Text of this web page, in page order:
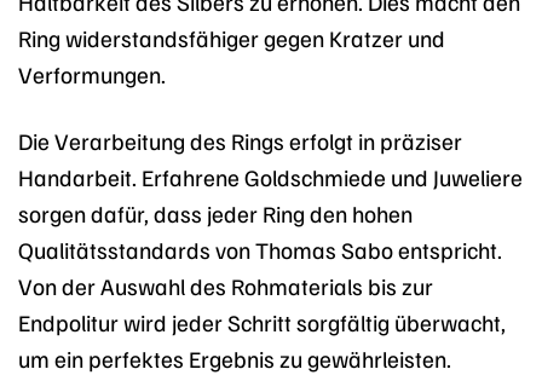
Ring widerstandsfähiger gegen Kratzer und
Verformungen.
Die Verarbeitung des Rings erfolgt in präziser
Handarbeit. Erfahrene Goldschmiede und Juweliere
sorgen dafür, dass jeder Ring den hohen
Qualitätsstandards von Thomas Sabo entspricht.
Von der Auswahl des Rohmaterials bis zur
Endpolitur wird jeder Schritt sorgfältig überwacht,
um ein perfektes Ergebnis zu gewährleisten.